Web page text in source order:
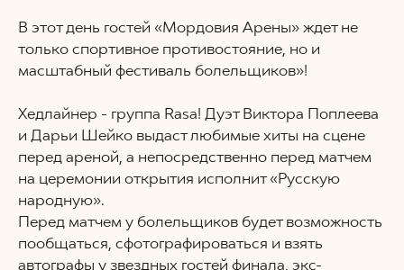
В этот день гостей «Мордовия Арены» ждет не
только спортивное противостояние, но и
масштабный фестиваль болельщиков»!
Хедлайнер - группа Rasa! Дуэт Виктора Поплеева
и Дарьи Шейко выдаст любимые хиты на сцене
перед ареной, а непосредственно перед матчем
на церемонии открытия исполнит «Русскую
народную».
Перед матчем у болельщиков будет возможность
пообщаться, сфотографироваться и взять
автографы у звездных гостей финала, экс-